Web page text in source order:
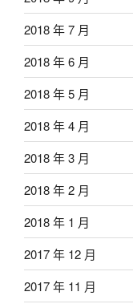
2018 年 7 月
2018 年 6 月
2018 年 5 月
2018 年 4 月
2018 年 3 月
2018 年 2 月
2018 年 1 月
2017 年 12 月
2017 年 11 月